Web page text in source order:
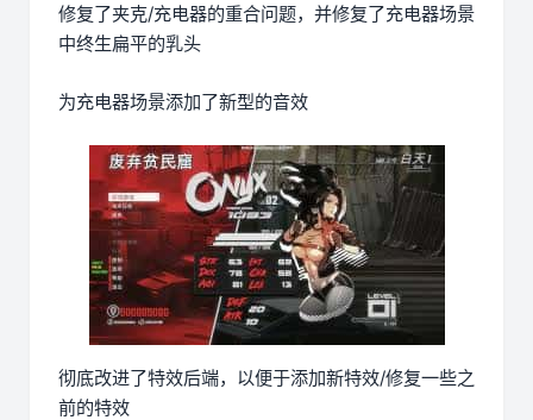
修复了夹克/充电器的重合问题，并修复了充电器场景
中终生扁平的乳头
为充电器场景添加了新型的音效
彻底改进了特效后端，以便于添加新特效/修复一些之
前的特效